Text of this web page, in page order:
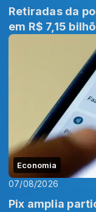
Retiradas da
em R$ 7,15
Economia
07/08/2026
Pix amplia